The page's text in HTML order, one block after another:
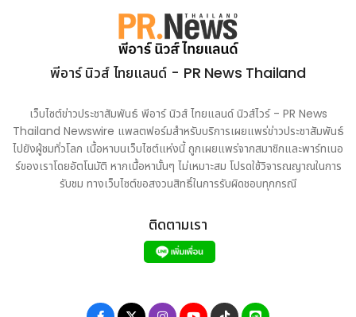
พีอาร์ นิวส์ ไทยแลนด์ - PR News Thailand
เว็บไซต์ข่าวประชาสัมพันธ์ พีอาร์ นิวส์ ไทยแลนด์ นิวส์ไวร์ - PR News
Thailand Newswire แพลตฟอร์มสำหรับบริการเผยแพร่ข่าวประชาสัมพันธ์
ไปยังผู้ชมทั่วโลก เนื้อหาบนเว็บไซต์แห่งนี้ ถูกเผยแพร่จากสมาชิกและพาร์ทเนอ
ร์ของเราโดยอัตโนมัติ หากเนื้อหานั้นๆ ไม่เหมาะสม โปรดใช้วิจารณญาณในการ
รับชม ทางเว็บไซต์ขอสงวนสิทธิ์ในการรับผิดชอบทุกกรณี
ติดตามเรา